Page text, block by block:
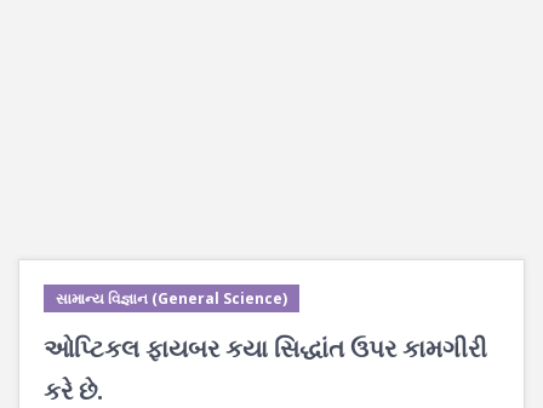
સામાન્ય વિજ્ઞાન (General Science)
ઓપ્ટિકલ ફાયબર કયા સિદ્ધાંત ઉપર કામગીરી
કરે છે.